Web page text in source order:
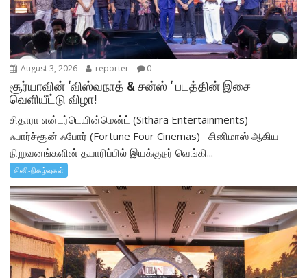
August 3, 2026 reporter 0
சூர்யாவின் ‘விஸ்வநாத் & சன்ஸ் ‘ படத்தின் இசை
வெளியீட்டு விழா!
சிதாரா என்டர்டெயின்மென்ட் (Sithara Entertainments) –
ஃபார்ச்சூன் ஃபோர் (Fortune Four Cinemas) சினிமாஸ் ஆகிய
நிறுவனங்களின் தயாரிப்பில் இயக்குநர் வெங்கி...
சினி-நிகழ்வுகள்